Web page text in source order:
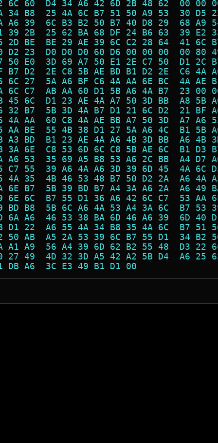
6C 60  D4 34 A6 42 6D 2B 48 62  00
34 B8  25 4A 6C B7 51 50 A9 53  30
A6 39  6C B3 B2 50 B7 40 D8 29  68
39 2B  25 62 BA 68 DF 24 B6 63  39
2D BE  BE 29 AE 39 6C C2 28 64  41
D2 23  D0 D0 D0 60 D6 00 00 00  00
50 E0  3D 69 A7 50 E1 2E C7 50  D1
B7 D2  2E C8 5B AE BD B1 D2 2E  C6
6C 27  5A A6 BF C6 4A AA 6E BC  4A
6C C7  AB AA 60 D1 5B A6 4A B7  23
45 6C  D1 23 AE 4A A7 50 3D BB  A8
32 B7  5B 3D 4A B7 D1 21 6C D2  21
4A AA  60 C8 4A AE BB A7 50 3D  A7
AA BE  55 4B 38 D1 27 5A A6 4C  B1
A3 BD  B1 23 AE 4A A6 4B 3D BB  A6
3A 6E  C8 53 6D 6C C8 5B AE 6C  B1
A6 53  35 69 A5 B8 53 A6 2C BB  A4
C7 55  39 A6 4A A6 3D 39 6D 45  4A
4A 35  4B 46 53 48 B7 50 D2 2A  A6
6E B7  5B 39 BD B7 A4 3A A6 2A  A6
6E 6C  B7 55 D1 36 A6 42 6C C7  53
BD B8  5B 6C A6 4A 53 A4 3A 6C  B7
6A A6  46 53 38 BA 6D 46 A6 39  6D
D1 22  A6 55 4A 34 B8 35 4A 6C  B7
50 AB  A5 2A 53 39 6C B7 55 D1  34
A1 A9  56 A4 39 6D 62 B2 55 48  D3
27 49  4D 32 3D A5 42 A2 5B D4  A6
D6 2A A1 DB